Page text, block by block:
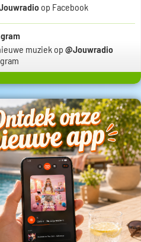
op Facebook
muziek op @Jouwradio